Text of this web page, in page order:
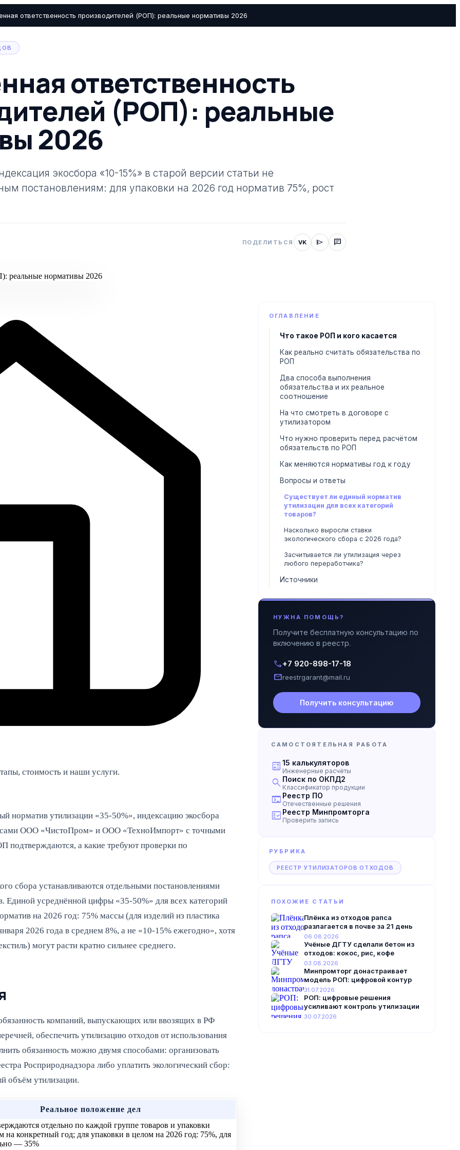
ответственность производителей (РОП): реальные нормативы 2026
ответственность
(РОП): реальные
2026
экосбора «10-15%» в старой версии статьи не
постановлениям: для упаковки на 2026 год норматив 75%, рост
ПОДЕЛИТЬСЯ VK send chat
стоимость и наши услуги.
норматив утилизации «35-50%», индексацию экосбора
ООО «ЧистоПром» и ООО «ТехноИмпорт» с точными
подтверждаются, а какие требуют проверки по
сбора устанавливаются отдельными постановлениями
Единой усреднённой цифры «35-50%» для всех категорий
на 2026 год: 75% массы (для изделий из пластика
2026 года в среднем 8%, а не «10-15% ежегодно», хотя
могут расти кратно сильнее среднего.
компаний, выпускающих или ввозящих в РФ
обеспечить утилизацию отходов от использования
обязанность можно двумя способами: организовать
Росприроднадзора либо уплатить экологический сбор:
объём утилизации.
Реальное положение дел
отдельно по каждой группе товаров и упаковки
на конкретный год; для упаковки в целом на 2026 год: 75%, для
— 35%
ОГЛАВЛЕНИЕ
Что такое РОП и кого касается
Как реально считать обязательства по
РОП
Два способа выполнения
обязательства и их реальное
соотношение
На что смотреть в договоре с
утилизатором
Что нужно проверить перед расчётом
обязательств по РОП
Как меняются нормативы год к году
Вопросы и ответы
Существует ли единый норматив
утилизации для всех категорий
товаров?
Насколько выросли ставки
экологического сбора с 2026 года?
Засчитывается ли утилизация через
любого переработчика?
Источники
НУЖНА ПОМОЩЬ?
Получите бесплатную консультацию по
включению в реестр.
call+7 920-898-17-18
mailreestrgarant@mail.ru
Получить консультацию
САМОСТОЯТЕЛЬНАЯ РАБОТА
calculate 15 калькуляторов
Инженерные расчёты
search Поиск по ОКПД2
Классификатор продукции
terminal Реестр ПО
Отечественные решения
fact_check Реестр Минпромторга
Проверить запись
РУБРИКА
РЕЕСТР УТИЛИЗАТОРОВ ОТХОДОВ
ПОХОЖИЕ СТАТЬИ
Плёнка из отходов рапса
разлагается в почве за 21 день
06.08.2026
Учёные ДГТУ сделали бетон из
отходов: кокос, рис, кофе
03.08.2026
Минпромторг донастраивает
модель РОП: цифровой контур
31.07.2026
РОП: цифровые решения
усиливают контроль утилизации
30.07.2026